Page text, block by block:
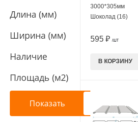
Длина (мм)
Ширина (мм)
Наличие
Площадь (м2)
3000*305мм
Шоколад (16)
595 ₽ /ШТ
В КОРЗИНУ